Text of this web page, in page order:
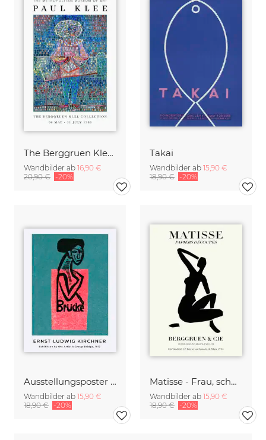
The Berggruen Klee Collection
Wandbilder ab 16,90 €
20,90 € -20%
Takai
Wandbilder ab 15,90 €
18,90 € -20%
Ausstellungsposter der Künstlergruppe Brücke von Ernst Ludwig Kirchner
Wandbilder ab 15,90 €
18,90 € -20%
Matisse - Frau, schwarz-beige
Wandbilder ab 15,90 €
18,90 € -20%